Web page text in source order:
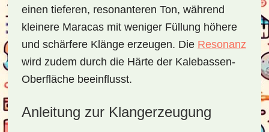
einen tieferen, resonanteren Ton, während
kleinere Maracas mit weniger Füllung höhere
und schärfere Klänge erzeugen. Die Resonanz
wird zudem durch die Härte der Kalebassen-
Oberfläche beeinflusst.
Anleitung zur Klangerzeugung